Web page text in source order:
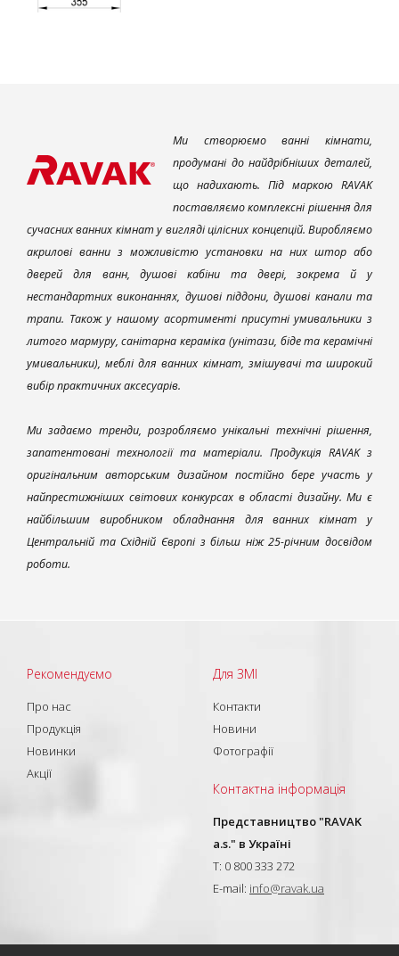
Ми створюємо ванні кімнати,
продумані до найдрібніших деталей,
що надихають. Під маркою RAVAK
поставляємо комплексні рішення для
сучасних ванних кімнат у вигляді цілісних концепцій. Виробляємо
акрилові ванни з можливістю установки на них штор або
дверей для ванн, душові кабіни та двері, зокрема й у
нестандартних виконаннях, душові піддони, душові канали та
трапи. Також у нашому асортименті присутні умивальники з
литого мармуру, санітарна кераміка (унітази, біде та керамічні
умивальники), меблі для ванних кімнат, змішувачі та широкий
вибір практичних аксесуарів.
Ми задаємо тренди, розробляємо унікальні технічні рішення,
запатентовані технології та матеріали. Продукція RAVAK з
оригінальним авторським дизайном постійно бере участь у
найпрестижніших світових конкурсах в області дизайну. Ми є
найбільшим виробником обладнання для ванних кімнат у
Центральній та Східній Європі з більш ніж 25-річним досвідом
роботи.
Рекомендуємо
Про нас
Продукція
Новинки
Акції
Для ЗМІ
Контакти
Новини
Фотографії
Контактна інформація
Представництво "RAVAK
a.s." в Україні
T: 0 800 333 272
E-mail: info@ravak.ua